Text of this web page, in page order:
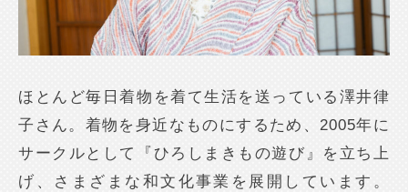
ほとんど毎日着物を着て生活を送っている澤井律
子さん。着物を身近なものにするため、2005年に
サークルとして『ひろしまきもの遊び』を立ち上
げ、さまざまな和文化事業を展開しています。